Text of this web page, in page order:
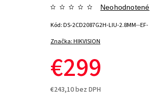
Značka:HIKVISION
Neohodnotené
€299
€243,10 bez DPH
Kód:DS-2CD2087G2H-LIU-2.8MM--EF-